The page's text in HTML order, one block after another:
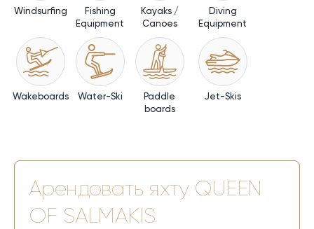
Windsurfing
Fishing
Equipment
Kayaks /
Canoes
Diving
Equipment
Wakeboards Water-Ski
Paddle
boards
Jet-Skis
Арендовать яхту QUEEN
OF SALMAKIS